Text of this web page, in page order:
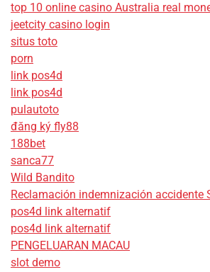
top 10 online casino Australia real
jeetcity casino login
situs toto
porn
link pos4d
link pos4d
pulautoto
đăng ký fly88
188bet
sanca77
Wild Bandito
Reclamación indemnización accidente
pos4d link alternatif
pos4d link alternatif
PENGELUARAN MACAU
slot demo